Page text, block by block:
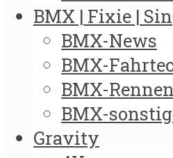
BMX | Fixie |
BMX-News
BMX-
BMX-Rennen
BMX-
Gravity